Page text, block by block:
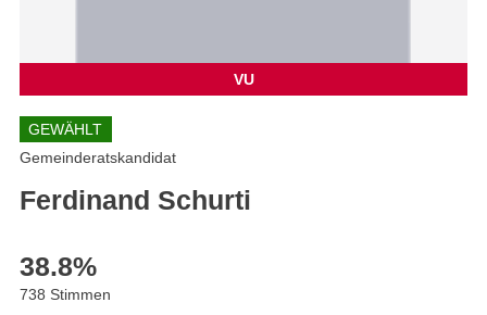
VU
GEWÄHLT
Gemeinderatskandidat
Ferdinand Schurti
38.8%
738 Stimmen